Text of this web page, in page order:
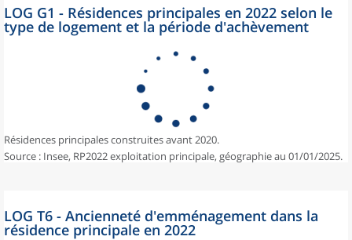
LOG G1 - Résidences principales en 2022 selon le
type de logement et la période d'achèvement
Résidences principales construites avant 2020.
Source : Insee, RP2022 exploitation principale, géographie au 01/01/2025.
LOG T6 - Ancienneté d'emménagement dans la
résidence principale en 2022